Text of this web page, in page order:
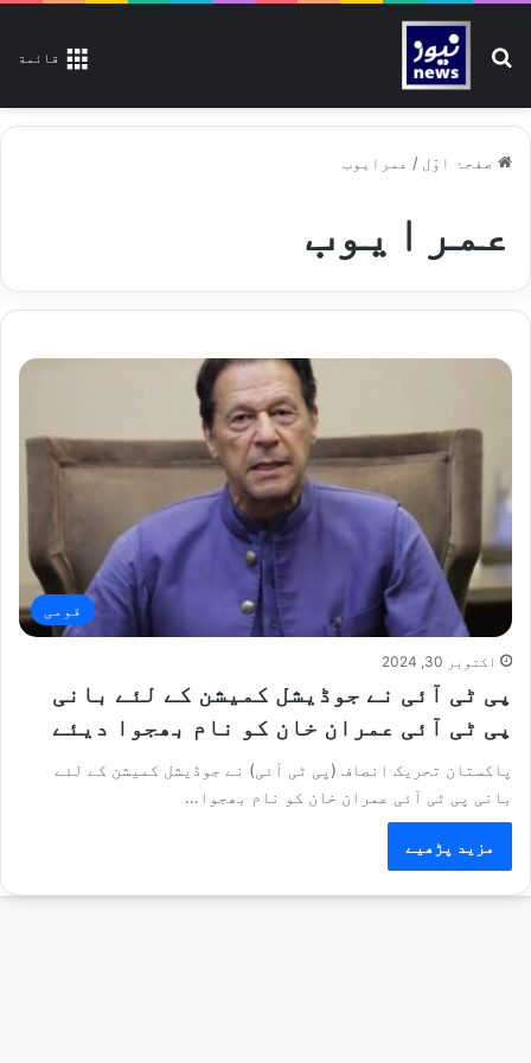
قائمة تلاش کیجیے
صفحۂ اوّل / عمرایوب
عمرایوب
قومی
اکتوبر 30, 2024
پی ٹی آئی نے جوڈیشل کمیشن کے لئے بانی
پی ٹی آئی عمران خان کو نام بھجوا دیئے
پاکستان تحریک انصاف (پی ٹی آئی) نے جوڈیشل کمیشن کے لئے
بانی پی ٹی آئی عمران خان کو نام بھجوا…
مزید پڑھیے